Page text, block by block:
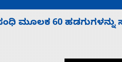
ಸದನ ನಡೆಸಲು ಬಿಡೆವು: